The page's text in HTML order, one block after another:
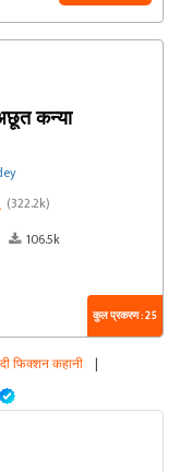
कन्या
(322.2k)
106.5k
कुल प्रकरण : 25
फिक्शन कहानी |